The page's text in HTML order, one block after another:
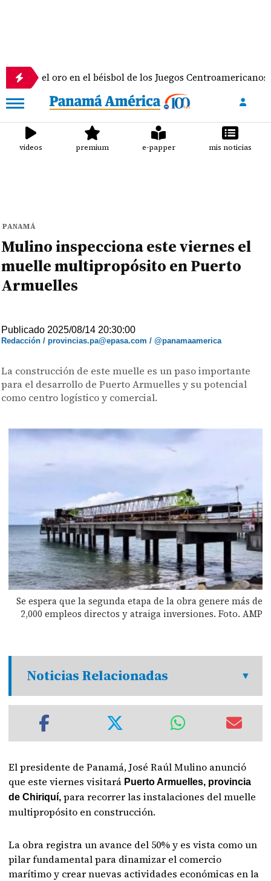
oro en el béisbol de los Juegos Centroamericanos y del
videos premium e-papper mis noticias
PANAMÁ
Mulino inspecciona este viernes el
muelle multipropósito en Puerto
Armuelles
Publicado 2025/08/14 20:30:00
Redacción / provincias.pa@epasa.com / @panamaamerica
La construcción de este muelle es un paso importante
para el desarrollo de Puerto Armuelles y su potencial
como centro logístico y comercial.
Se espera que la segunda etapa de la obra genere más de
2,000 empleos directos y atraiga inversiones. Foto. AMP
Noticias Relacionadas
El presidente de Panamá, José Raúl Mulino anunció
que este viernes visitará Puerto Armuelles, provincia
de Chiriquí, para recorrer las instalaciones del muelle
multipropósito en construcción.
La obra registra un avance del 50% y es vista como un
pilar fundamental para dinamizar el comercio
marítimo y crear nuevas actividades económicas en la